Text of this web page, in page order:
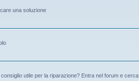
una soluzione
utile per la riparazione? Entra nel forum e cerca